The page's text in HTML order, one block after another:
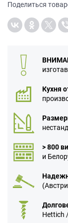
Поделиться
Кухня
> 800
и
Hettich